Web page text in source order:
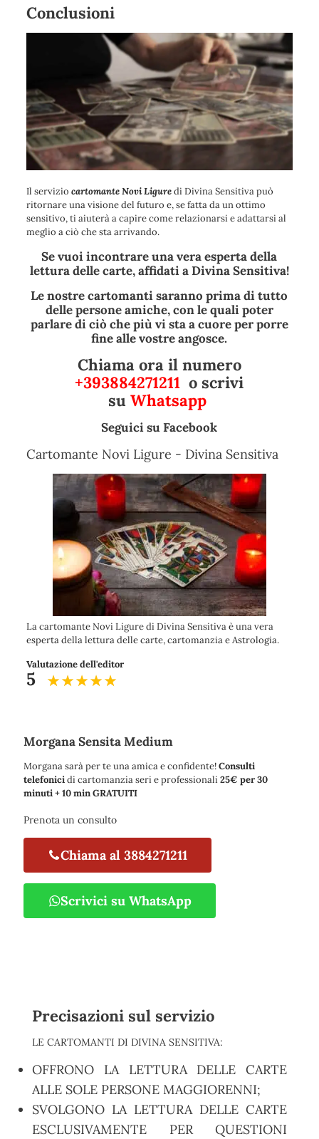
Conclusioni
Il servizio cartomante Novi Liguredi Divina Sensitiva può
ritornare una visione del futuro e, se fatta da un ottimo
sensitivo, ti aiuterà a capire come relazionarsi e adattarsi al
meglio a ciò che sta arrivando.
Se vuoi incontrare una vera esperta della
lettura delle carte, affidati a Divina Sensitiva!
Le nostre cartomanti saranno prima di tutto
delle persone amiche, con le quali poter
parlare di ciò che più vi sta a cuore per porre
fine alle vostre angosce.
Chiama ora il numero
+393884271211 o scrivi
su Whatsapp
Seguici su Facebook
Cartomante Novi Ligure - Divina Sensitiva
La cartomante Novi Ligure di Divina Sensitiva è una vera
esperta della lettura delle carte, cartomanzia e Astrologia.
Valutazione dell'editor
5
Morgana Sensita Medium
Morgana sarà per te una amica e confidente!Consulti
telefonicidi cartomanzia seri e professionali25€ per 30
minuti + 10 min GRATUITI
Prenota un consulto
Chiama al 3884271211
Scrivici su WhatsApp
Precisazioni sul servizio
LE CARTOMANTI DI DIVINA SENSITIVA:
OFFRONO LA LETTURA DELLE CARTE
ALLE SOLE PERSONE MAGGIORENNI;
SVOLGONO LA LETTURA DELLE CARTE
ESCLUSIVAMENTE PER QUESTIONI